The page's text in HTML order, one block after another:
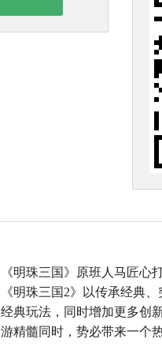
《明珠三国》原班人马匠心
《明珠三国2》以传承经典
经典玩法，同时增加更多创
游精髓同时，势必带来一个